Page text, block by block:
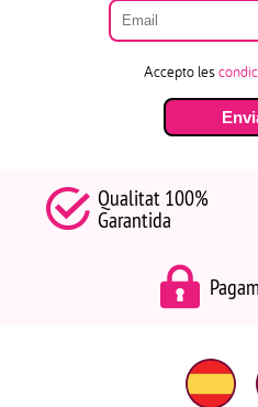
Accepto les
Qualitat 100%
Garantida